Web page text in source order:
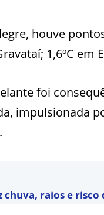
houve
1,6ºC em
foi
impulsionada
raios e risco